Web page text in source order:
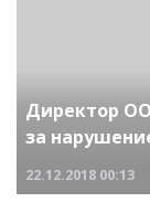
Директор
за
22.12.2018 00:13